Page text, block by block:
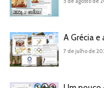
A Grécia e
7 de julho de